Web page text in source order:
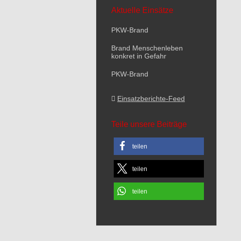
Aktuelle Einsätze
PKW-Brand
Brand Menschenleben
konkret in Gefahr
PKW-Brand
Einsatzberichte-Feed
Teile unsere Beiträge
teilen
teilen
teilen